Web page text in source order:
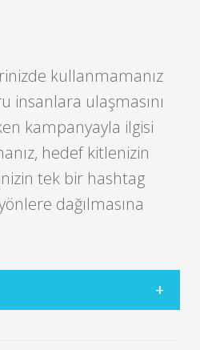
kullanmamanız
insanlara ulaşmasını
kampanyayla ilgisi
hedef kitlenizin
tek bir hashtag
dağılmasına